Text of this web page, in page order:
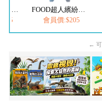
FOOD超人繽紛泡泡槍
員價:$205
恐龍大百科
會員價:$225
←